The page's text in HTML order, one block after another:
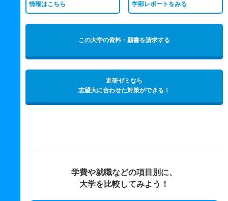
情報はこちら
学部レポートをみる
この大学の資料・願書を請求する
進研ゼミなら
志望大に合わせた対策ができる！
学費や就職などの項目別に、
大学を比較してみよう！